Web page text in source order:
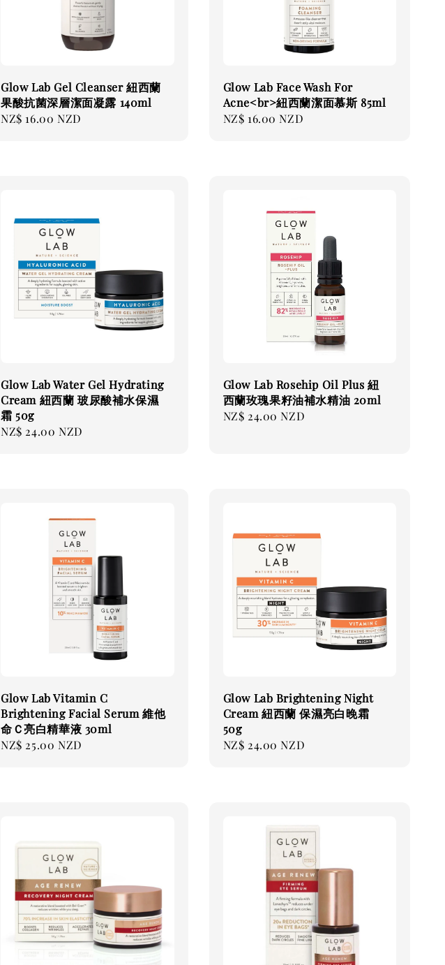
Glow Lab Gel Cleanser 紐西蘭
果酸抗菌深層潔面凝露 140ml
Regular
NZ$ 16.00 NZD
Glow Lab Face Wash For
Acne<br>紐西蘭潔面慕斯 85ml
Regular
NZ$ 16.00 NZD
Glow Lab Water Gel Hydrating
Cream 紐西蘭 玻尿酸補水保濕
霜 50g
Regular
NZ$ 24.00 NZD
Glow Lab Rosehip Oil Plus 紐
西蘭玫瑰果籽油補水精油 20ml
Regular
NZ$ 24.00 NZD
Glow Lab Vitamin C
Brightening Facial Serum 維他
命Ｃ亮白精華液 30ml
Regular
NZ$ 25.00 NZD
Glow Lab Brightening Night
Cream 紐西蘭 保濕亮白晚霜
50g
Regular
NZ$ 24.00 NZD